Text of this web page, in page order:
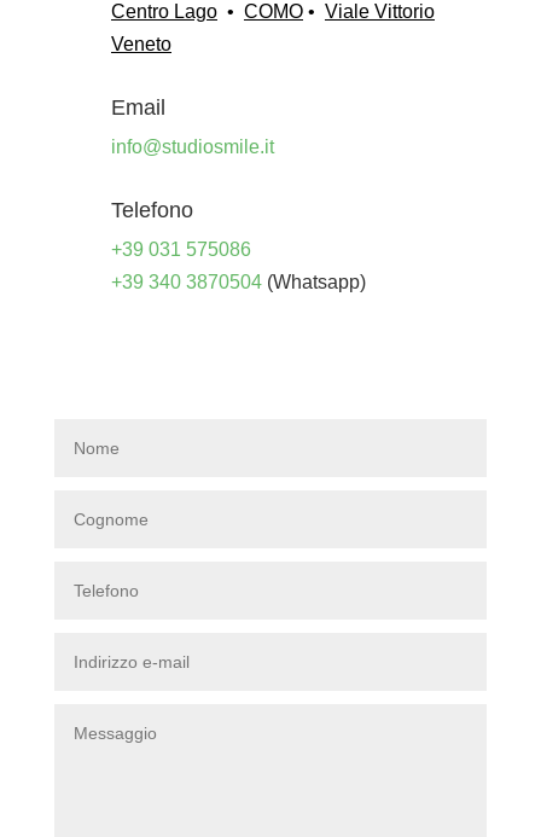
Centro Lago• COMO• Viale Vittorio
Veneto
Email
info@studiosmile.it
Telefono
+39 031 575086
+39 340 3870504(Whatsapp)